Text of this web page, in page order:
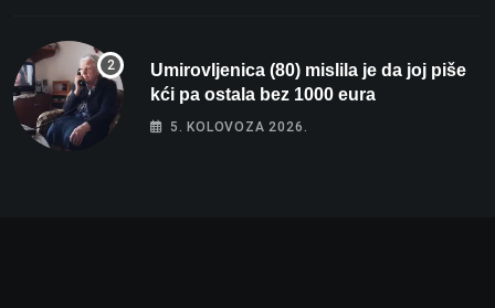
Umirovljenica (80) mislila je da joj piše
kći pa ostala bez 1000 eura
5. KOLOVOZA 2026.